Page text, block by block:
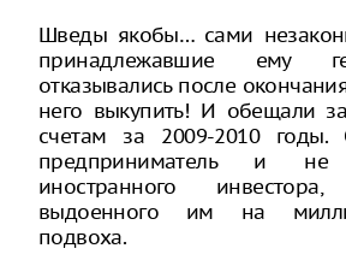
Шведы якобы… сами
принадлежавшие ему
отказывались после
него выкупить! И обещали
счетам за 2009-2010 годы.
предприниматель и
иностранного
выдоенного им на
подвоха.